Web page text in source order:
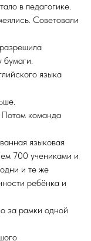
в педагогике.
Советовали
бумаги.
языка
Потом команда
языковая
700 учениками и
и те же
ребёнка и
за рамки одной